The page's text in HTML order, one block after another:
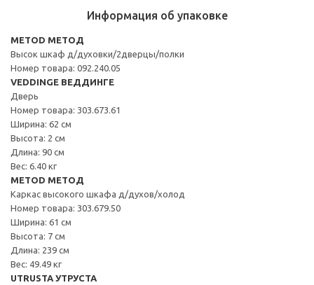
Информация об упаковке
METOD МЕТОД
Высок шкаф д/духовки/2дверцы/полки
Номер товара: 092.240.05
VEDDINGE ВЕДДИНГЕ
Дверь
Номер товара: 303.673.61
Ширина: 62 см
Высота: 2 см
Длина: 90 см
Вес: 6.40 кг
METOD МЕТОД
Каркас высокого шкафа д/духов/холод
Номер товара: 303.679.50
Ширина: 61 см
Высота: 7 см
Длина: 239 см
Вес: 49.49 кг
UTRUSTA УТРУСТА